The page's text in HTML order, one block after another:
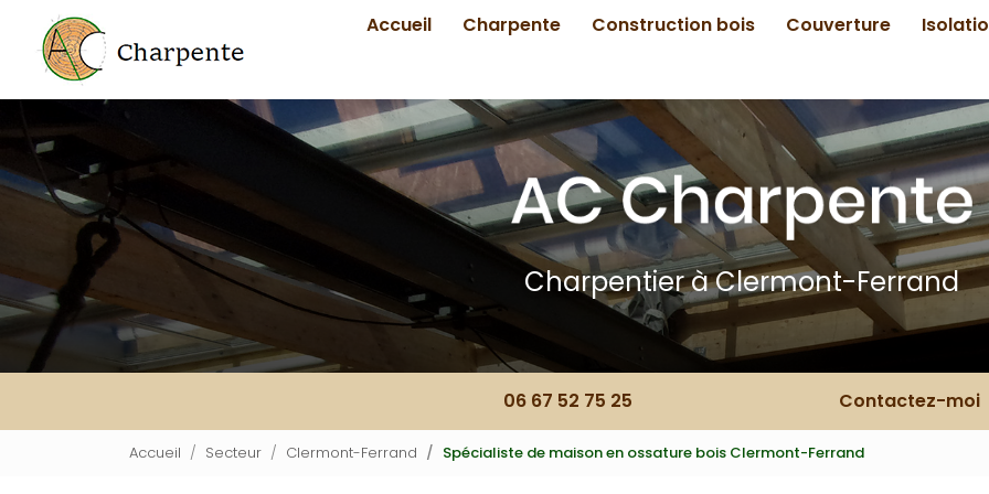
contenu
principal
Navigation principale
Accueil Charpente Construction bois Couverture
Charpentier à Clermont-Ferrand
06 67 52 75 25 Contactez-moi
Accueil Secteur Clermont-Ferrand Spécialiste de maison en ossature bois Clermont-Ferrand